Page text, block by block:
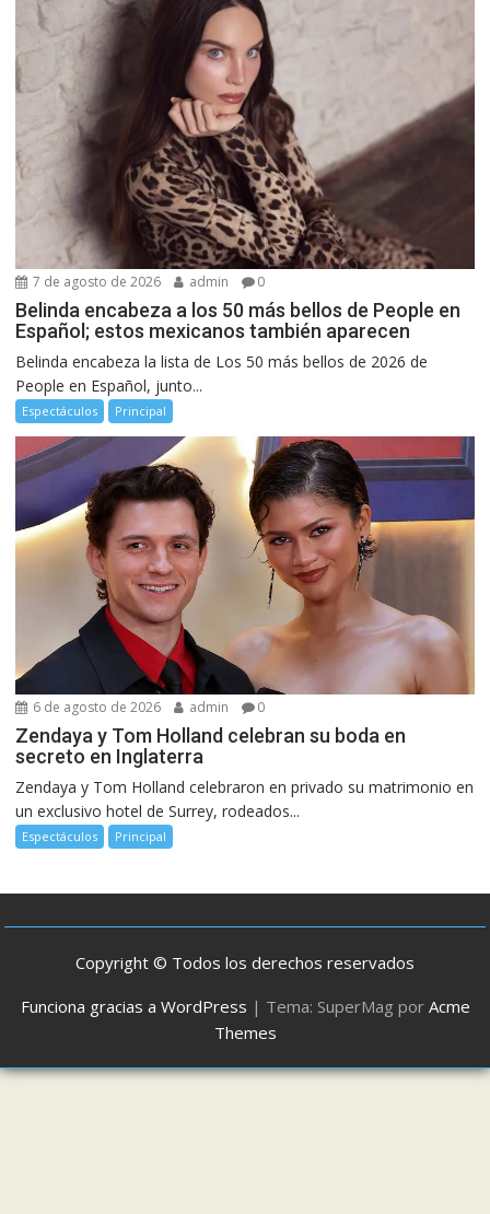
7 de agosto de 2026 admin 0
Belinda encabeza a los 50 más bellos de People en
Español; estos mexicanos también aparecen
Belinda encabeza la lista de Los 50 más bellos de 2026 de
People en Español, junto...
Espectáculos Principal
6 de agosto de 2026 admin 0
Zendaya y Tom Holland celebran su boda en
secreto en Inglaterra
Zendaya y Tom Holland celebraron en privado su matrimonio en
un exclusivo hotel de Surrey, rodeados...
Espectáculos Principal
Copyright © Todos los derechos reservados
Funciona gracias a WordPress | Tema: SuperMag por Acme
Themes